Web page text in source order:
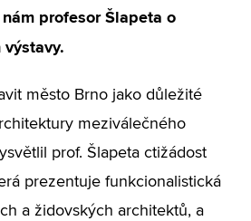
profesor Šlapeta o
město Brno jako důležité
meziválečného
prof. Šlapeta ctižádost
prezentuje funkcionalistická
a židovských architektů, a